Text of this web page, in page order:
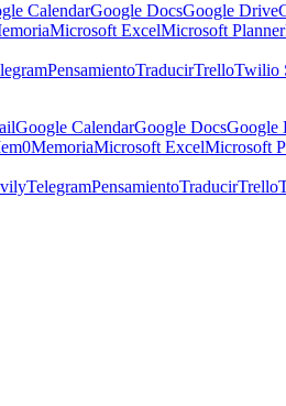
CalendarGoogle DocsGoogle Drive
Microsoft ExcelMicrosoft Planner
PensamientoTraducirTrelloTwilio
Google CalendarGoogle DocsGoogle
MemoriaMicrosoft ExcelMicrosoft
TelegramPensamientoTraducirTrello